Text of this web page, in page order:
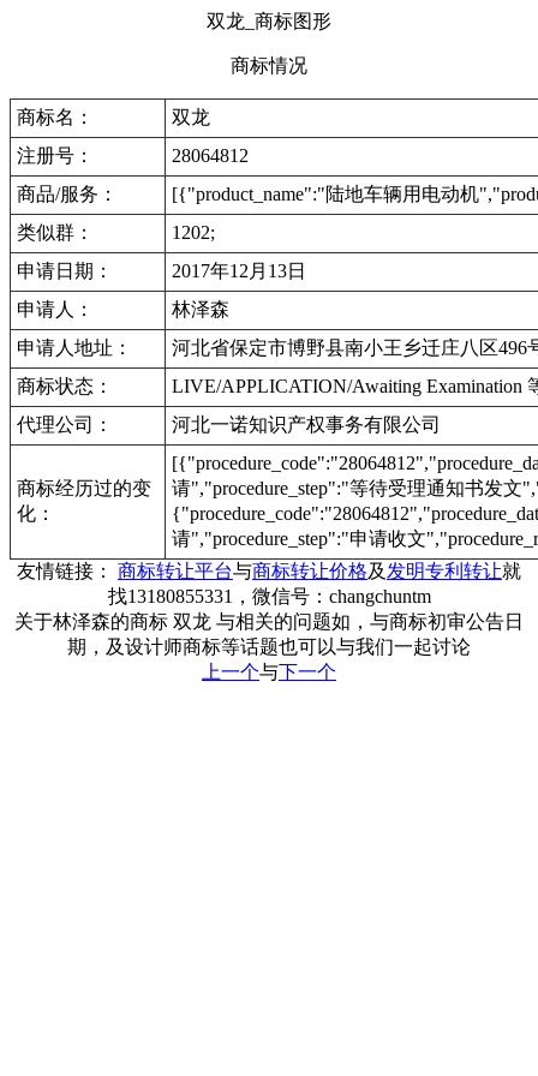
双龙_商标图形
商标情况
商标名：
双龙
注册号：
28064812
商品/服务：
[{"product_name":"陆地车辆用电动机
类似群：
1202;
申请日期：
2017年12月13日
申请人：
林泽森
申请人地址：
河北省保定市博野县南小王乡迁庄八区496
商标状态：
LIVE/APPLICATION/Awaiting Examination
代理公司：
河北一诺知识产权事务有限公司
商标经历过的变
化：
请","procedure_step":"等待受理通知书发文
请","procedure_step":"申请收文
友情链接： 商标转让平台与商标转让价格及 发明专利转让就
找13180855331，微信号：changchuntm
关于林泽森的商标 双龙 与相关的问题如，与商标初审公告日
期，及设计师商标等话题也可以与我们一起讨论
上一个与下一个